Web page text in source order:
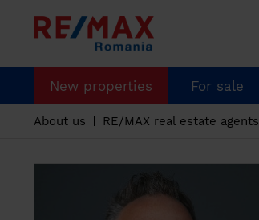
New properties For sale
About us RE/MAX real estate agents